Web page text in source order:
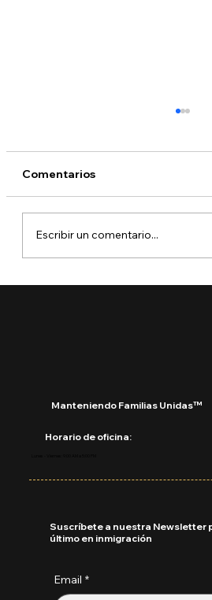
¿Qué está pasando
Comentarios
Escribir un comentario...
Manteniendo Familias Unidas™
Horario de oficina:
Email *
Suscríbete a nuestra Newsletter
último en inmigración